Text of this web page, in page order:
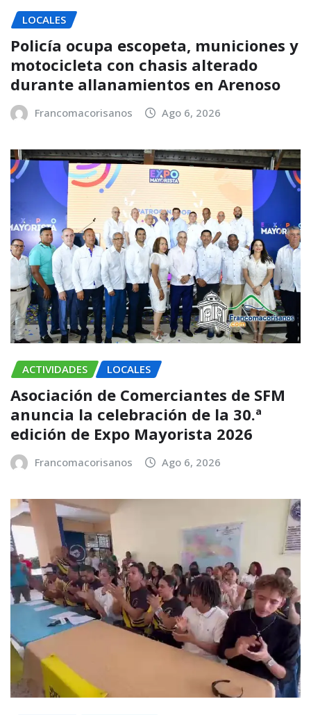
LOCALES
Policía ocupa escopeta, municiones y
motocicleta con chasis alterado
durante allanamientos en Arenoso
Francomacorisanos Ago 6, 2026
ACTIVIDADES LOCALES
Asociación de Comerciantes de SFM
anuncia la celebración de la 30.ª
edición de Expo Mayorista 2026
Francomacorisanos Ago 6, 2026